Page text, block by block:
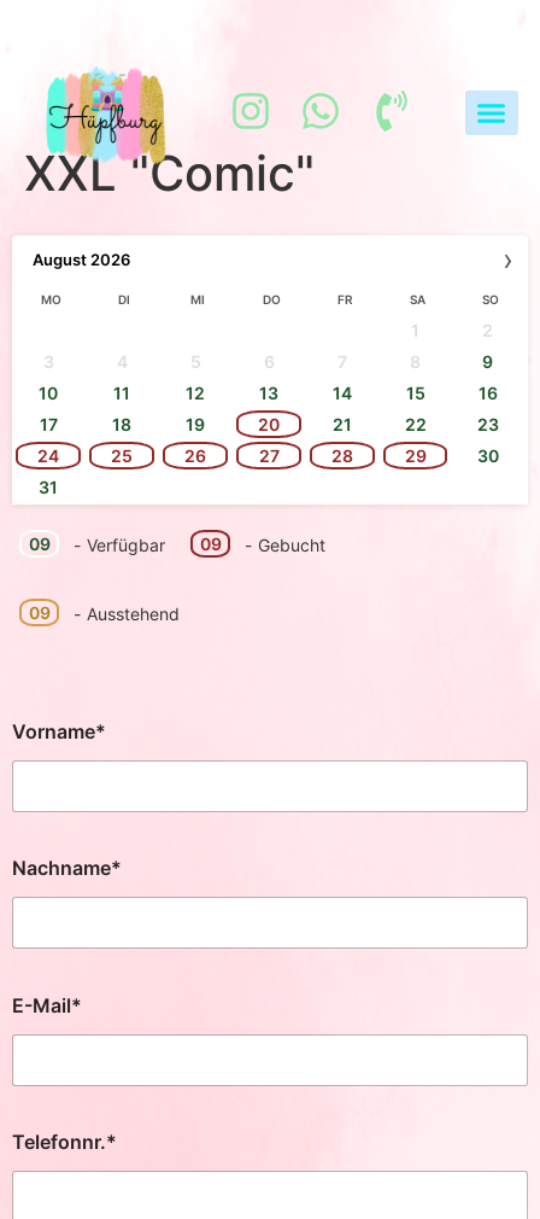
XXL "Comic"
›
August2026
MO DI MI DO FR SA SO
1
2
3
4 5 6 7 8
9
10
11 12 13 14 15
16
17
18 19 20 21 22
23
24
25 26 27 28 29
30
31
09 - Verfügbar 09 - Gebucht
09 - Ausstehend
Vorname*
Nachname*
E-Mail*
Telefonnr.*